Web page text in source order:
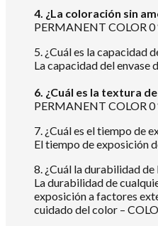
4. ¿La coloración sin
PERMANENT COLOR
5. ¿Cuál es la capacidad
La capacidad del
6. ¿Cuál es la textura
PERMANENT COLOR
7. ¿Cuál es el tiempo de
El tiempo de exposición
8. ¿Cuál la durabilidad
La durabilidad de
exposición a factores
cuidado del color –